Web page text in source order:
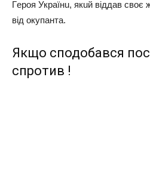
Гepoя Укpaїнu, якuй вiддaв cвoє
вiд oкyпaнтa.
Якщо сподобався
спротив !